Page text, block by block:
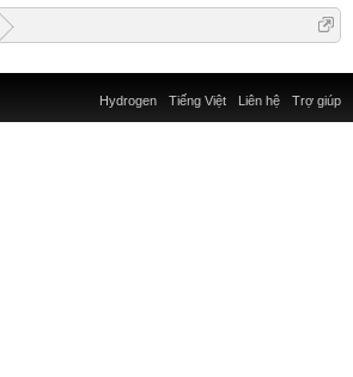
Liên hệ Trợ giúp
Hydrogen Tiếng Việt